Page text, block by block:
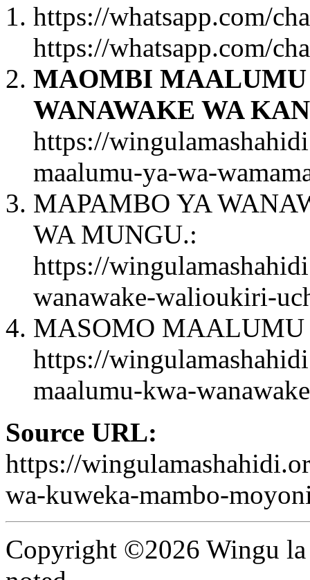
https://whatsapp.com/
https://whatsapp.com/
MAOMBI MAALUMU
WANAWAKE WA
https://
maalumu-ya-wa-
MAPAMBO YA
WA MUNGU.:
https://
wanawake-walioukiri-
MASOMO MAALUMU
https://
maalumu-kwa-
Source URL:
https://
wa-kuweka-mambo-
Copyright ©2026 Wingu la